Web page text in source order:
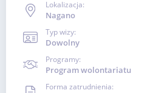
Lokalizacja:
Nagano
Typ wizy:
Dowolny
Programy:
Program wolontariatu
Forma zatrudnienia: